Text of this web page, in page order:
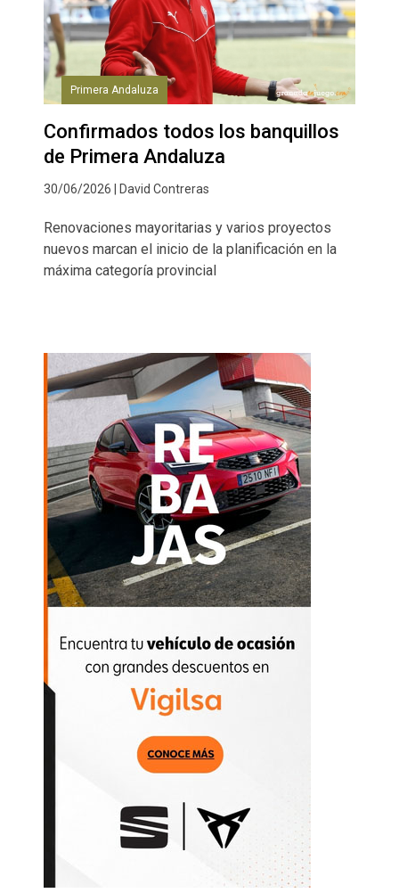
Primera Andaluza
Confirmados todos los banquillos
de Primera Andaluza
30/06/2026 | David Contreras
Renovaciones mayoritarias y varios proyectos
nuevos marcan el inicio de la planificación en la
máxima categoría provincial